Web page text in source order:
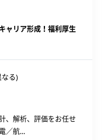
ャリア形成！福利厚生
る)
、解析、評価をお任せ
／航...